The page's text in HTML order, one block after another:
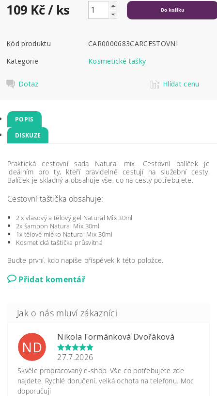
109 Kč/ ks
Kód produktu
CAR0000683CARCESTOVNI
Kategorie
Kosmetické tašky
Dotaz Hlídat cenu
POPIS
DISKUZE
Praktická cestovní sada Natural mix. Cestovní balíček je
ideálním pro ty, kteří pravidelně cestují na služební cesty.
Balíček je skladný a obsahuje vše, co na cesty potřebujete.
Cestovní taštička obsahuje:
2 x vlasový a tělový gel Natural Mix 30ml
2x šampon Natural Mix 30ml
1x tělové mléko Natural Mix 30ml
Kosmetická taštička průsvitná
Buďte první, kdo napíše příspěvek k této položce.
Přidat komentář
ND
Nikola Formánková Dvořáková
27.7.2026
Skvěle propracovaný e-shop. Vše co potřebujete zde
najdete. Rychlé doručení, velká ochota na telefonu. Moc
doporučuji